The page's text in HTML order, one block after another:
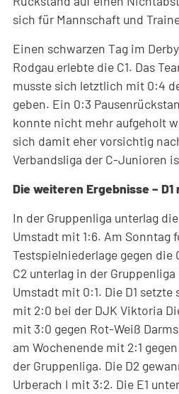
sich für Mannschaft und
Einen schwarzen Tag im
Rodgau erlebte die C1. Das
musste sich letztlich mit 0:4
geben. Ein 0:3
konnte nicht mehr aufgeholt
sich damit eher vorsichtig
Verbandsliga der C-Junioren
Die weiteren Ergebnisse –
In der Gruppenliga unterlag
Umstadt mit 1:6. Am Sonntag
Testspielniederlage gegen die
C2 unterlag in der
Umstadt mit 0:1. Die D1
mit 2:0 bei der DJK Viktoria
mit 3:0 gegen Rot-Weiß
am Wochenende mit 2:1
der Gruppenliga. Die D2
Urberach I mit 3:2. Die E1